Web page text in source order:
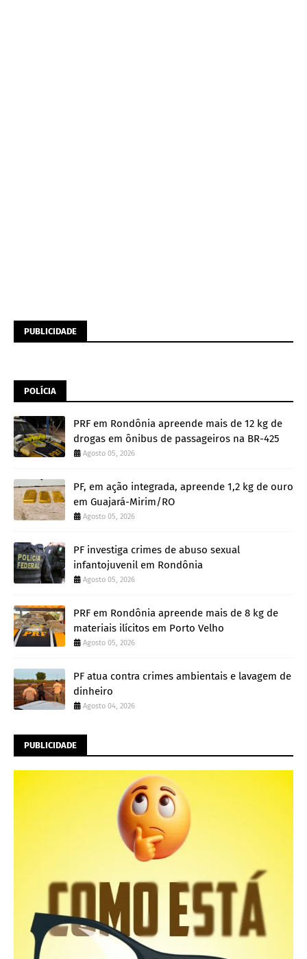
PUBLICIDADE
POLÍCIA
PRF em Rondônia apreende mais de 12 kg de
drogas em ônibus de passageiros na BR-425
Agosto 05, 2026
PF, em ação integrada, apreende 1,2 kg de ouro
em Guajará-Mirim/RO
Agosto 05, 2026
PF investiga crimes de abuso sexual
infantojuvenil em Rondônia
Agosto 05, 2026
PRF em Rondônia apreende mais de 8 kg de
materiais ilícitos em Porto Velho
Agosto 05, 2026
PF atua contra crimes ambientais e lavagem de
dinheiro
Agosto 04, 2026
PUBLICIDADE